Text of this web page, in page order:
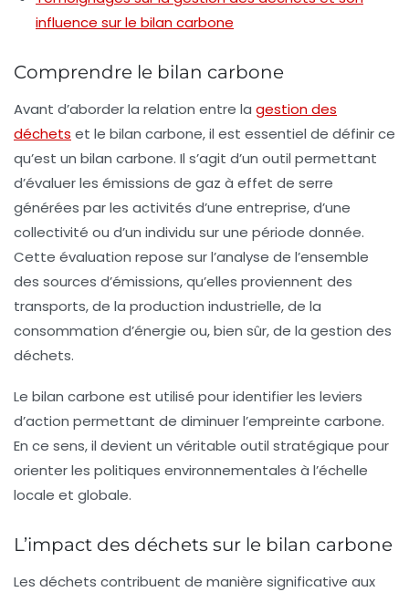
influence sur le bilan carbone
Comprendre le bilan carbone
Avant d’aborder la relation entre la gestion des
déchets et le bilan carbone, il est essentiel de définir ce
qu’est un bilan carbone. Il s’agit d’un outil permettant
d’évaluer les émissions de gaz à effet de serre
générées par les activités d’une entreprise, d’une
collectivité ou d’un individu sur une période donnée.
Cette évaluation repose sur l’analyse de l’ensemble
des sources d’émissions, qu’elles proviennent des
transports, de la production industrielle, de la
consommation d’énergie ou, bien sûr, de la gestion des
déchets.
Le bilan carbone est utilisé pour identifier les leviers
d’action permettant de diminuer l’empreinte carbone.
En ce sens, il devient un véritable outil stratégique pour
orienter les politiques environnementales à l’échelle
locale et globale.
L’impact des déchets sur le bilan carbone
Les déchets contribuent de manière significative aux